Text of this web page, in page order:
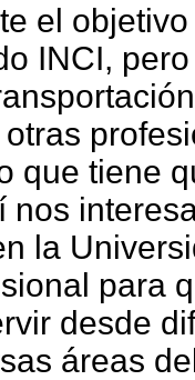
el
INCI,
que tiene
nos
la
para
desde
áreas